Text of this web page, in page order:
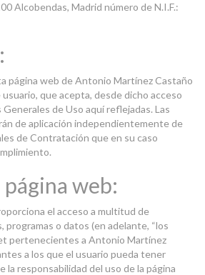
Alcobendas, Madrid número de N.I.F.:
página web de Antonio Martínez Castaño
que acepta, desde dicho acceso
de Uso aquí reflejadas. Las
de aplicación independientemente de
de Contratación que en su caso
página web:
el acceso a multitud de
programas o datos (en adelante, “los
pertenecientes a Antonio Martínez
a los que el usuario pueda tener
la responsabilidad del uso de la página